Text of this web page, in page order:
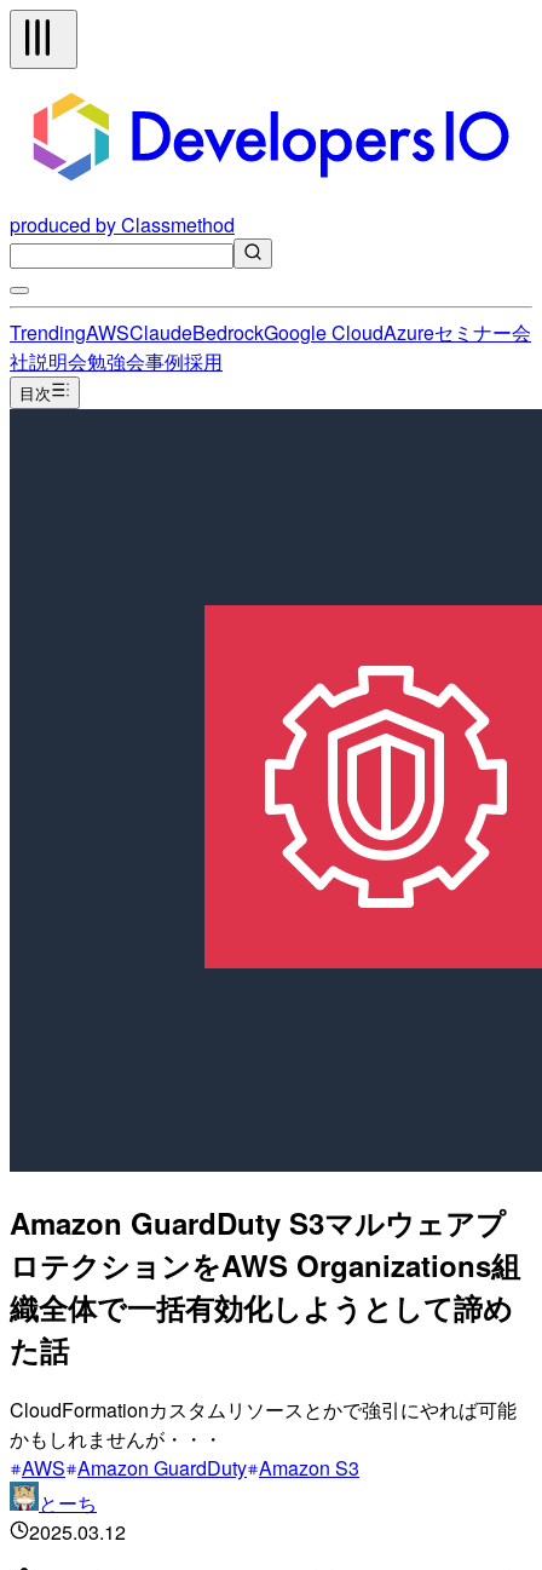
produced by Classmethod
TrendingAWSClaudeBedrockGoogle CloudAzureセミナー会
社説明会勉強会事例採用
目次
Amazon GuardDuty S3マルウェアプ
ロテクションをAWS Organizations組
織全体で一括有効化しようとして諦め
た話
CloudFormationカスタムリソースとかで強引にやれば可能
かもしれませんが・・・
AWS Amazon GuardDuty Amazon S3
とーち
2025.03.12